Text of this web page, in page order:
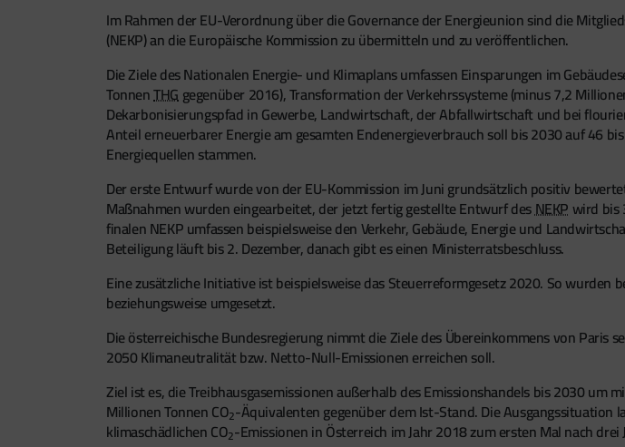
Im Rahmen der EU-Verordnung über die Governance der Energieunion sind die
(NEKP) an die Europäische Kommission zu übermitteln und zu veröffentlichen.
Die Ziele des Nationalen Energie- und Klimaplans umfassen Einsparungen im
TonnenTHGgegenüber 2016), Transformation der Verkehrssysteme (minus 7,2
Dekarbonisierungspfad in Gewerbe, Landwirtschaft, der Abfallwirtschaft und bei
Anteil erneuerbarer Energie am gesamten Endenergieverbrauch soll bis 2030 auf 46
Energiequellen stammen.
Der erste Entwurf wurde von der EU-Kommission im Juni grundsätzlich positiv
Maßnahmen wurden eingearbeitet, der jetzt fertig gestellte Entwurf desNEKPwird bis
finalen NEKP umfassen beispielsweise den Verkehr, Gebäude, Energie und
Beteiligung läuft bis 2. Dezember, danach gibt es einen Ministerratsbeschluss.
Eine zusätzliche Initiative ist beispielsweise das Steuerreformgesetz 2020. So
beziehungsweise umgesetzt.
Die österreichische Bundesregierung nimmt die Ziele des Übereinkommens von Paris
2050 Klimaneutralität bzw. Netto-Null-Emissionen erreichen soll.
Ziel ist es, die Treibhausgasemissionen außerhalb des Emissionshandels bis 2030
Millionen Tonnen CO2-Äquivalenten gegenüber dem Ist-Stand. Die Ausgangssituation
klimaschädlichen CO2-Emissionen in Österreich im Jahr 2018 zum ersten Mal nach